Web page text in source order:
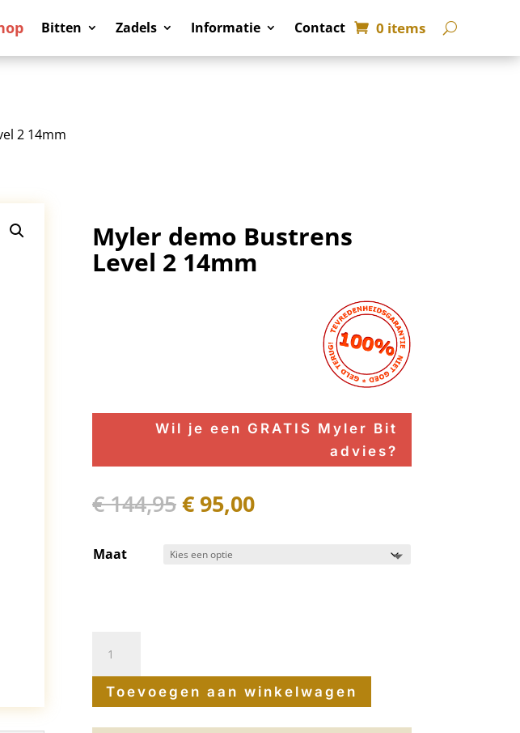
Bitten Zadels Informatie Contact 0 items
2 14mm
Myler demo Bustrens
Level 2 14mm
Wil je een GRATIS Myler Bit
advies?
€144,95Oorspronkelijke
was:
€95,00Huidige
Maat
Bustrens
Toevoegen aan winkelwagen